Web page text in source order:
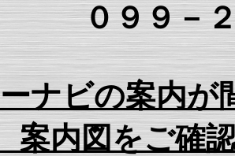
０９９－
ビの案内が
案内図をご確